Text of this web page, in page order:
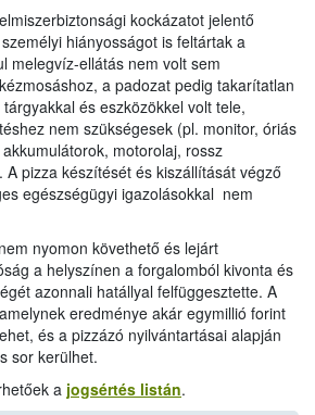
kockázatot jelentő
hiányosságot is feltártak a
melegvíz-ellátás nem volt sem
a padozat pedig takarítatlan
és eszközökkel volt tele,
nem szükségesek (pl. monitor, óriás
motorolaj, rossz
A pizza készítését és kiszállítását végző
egészségügyi igazolásokkal nem
nyomon követhető és lejárt
a helyszínen a forgalomból kivonta és
azonnali hatállyal felfüggesztette. A
eredménye akár egymillió forint
és a pizzázó nyilvántartásai alapján
sor kerülhet.
a jogsértés listán.